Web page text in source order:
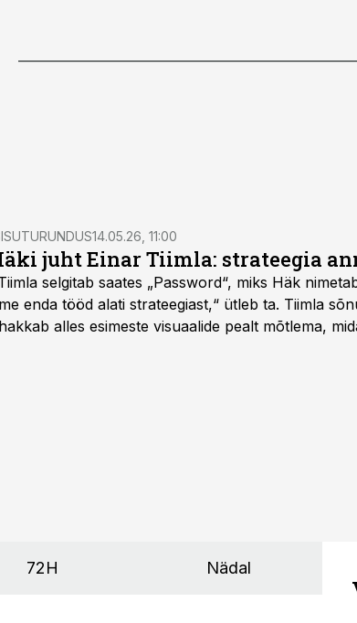
14.05.26, 11:00
juht Einar Tiimla: strateegia
selgitab saates „Password“, miks Häk
enda tööd alati strateegiast,“ ütleb ta. Tiimla
alles esimeste visuaalide pealt mõtlema,
72H Nädal